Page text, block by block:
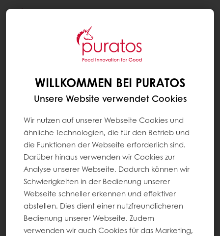
WILLKOMMEN BEI PURATOS
Unsere Website verwendet Cookies
Wir nutzen auf unserer Webseite Cookies und
ähnliche Technologien, die für den Betrieb und
die Funktionen der Webseite erforderlich sind.
Darüber hinaus verwenden wir Cookies zur
Analyse unserer Webseite. Dadurch können wir
Schwierigkeiten in der Bedienung unserer
Webseite schneller erkennen und effektiver
abstellen. Dies dient einer nutzfreundlicheren
Bedienung unserer Webseite. Zudem
verwenden wir auch Cookies für das Marketing,